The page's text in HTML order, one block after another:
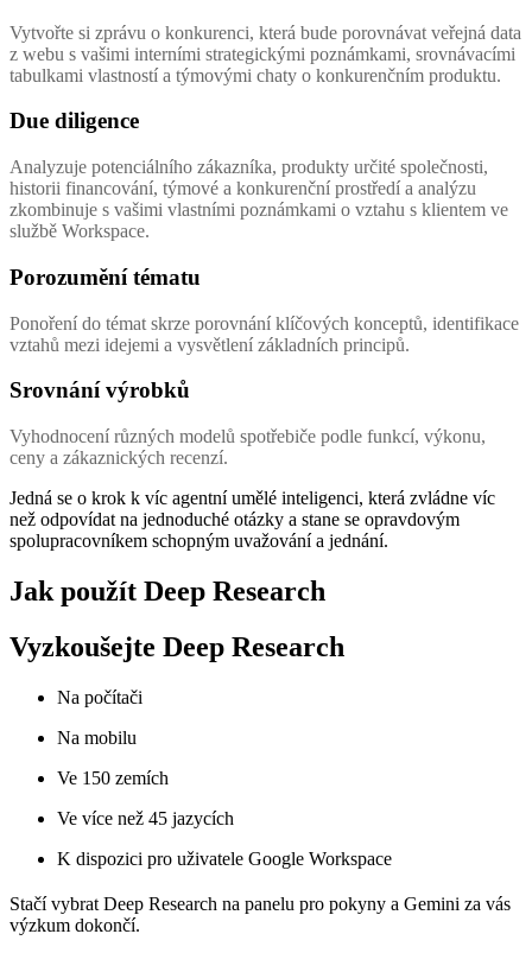
Vytvořte si zprávu o konkurenci, která bude porovnávat veřejná data
z webu s vašimi interními strategickými poznámkami, srovnávacími
tabulkami vlastností a týmovými chaty o konkurenčním produktu.
Due diligence
Analyzuje potenciálního zákazníka, produkty určité společnosti,
historii financování, týmové a konkurenční prostředí a analýzu
zkombinuje s vašimi vlastními poznámkami o vztahu s klientem ve
službě Workspace.
Porozumění tématu
Ponoření do témat skrze porovnání klíčových konceptů, identifikace
vztahů mezi idejemi a vysvětlení základních principů.
Srovnání výrobků
Vyhodnocení různých modelů spotřebiče podle funkcí, výkonu,
ceny a zákaznických recenzí.
Jedná se o krok k víc agentní umělé inteligenci, která zvládne víc
než odpovídat na jednoduché otázky a stane se opravdovým
spolupracovníkem schopným uvažování a jednání.
Jak použít Deep Research
Vyzkoušejte Deep Research
Na počítači
Na mobilu
Ve 150 zemích
Ve více než 45 jazycích
K dispozici pro uživatele Google Workspace
Stačí vybrat Deep Research na panelu pro pokyny a Gemini za vás
výzkum dokončí.